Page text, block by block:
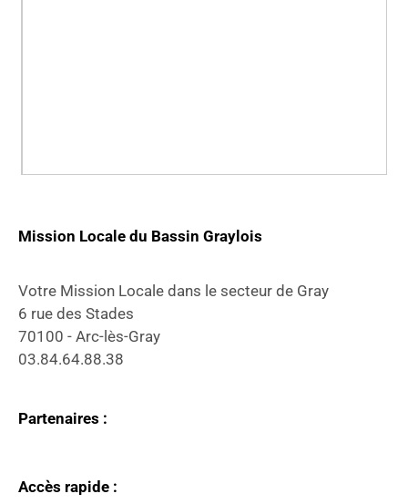
Mission Locale du Bassin Graylois
Votre Mission Locale dans le secteur de Gray
6 rue des Stades
70100 - Arc-lès-Gray
03.84.64.88.38
Partenaires :
Accès rapide :